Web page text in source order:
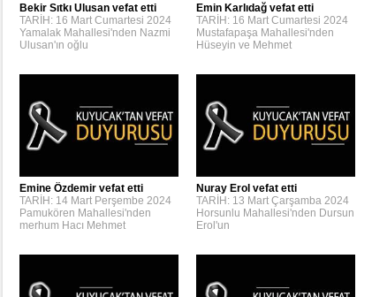
Bekir Sıtkı Ulusan vefat etti
TARİH: 16 Mart Cumartesi 2024
Yamalak Mahallesi'nden Nazmi
Ulusan'ın oğlu
Emin Karlıdağ vefat etti
TARİH: 16 Mart Cumartesi 2024
Mustafapaşa Mahallesi'nden
Hüseyin ve Mehmet
Emine Özdemir vefat etti
TARİH: 14 Mart Perşembe 2024
Pamukören Mahallesi'nden
merhum Hacı Mehmet
Nuray Erol vefat etti
TARİH: 13 Mart Çarşamba 2024
Horsunlu Mahallesi'nden Dursun
Erol'un